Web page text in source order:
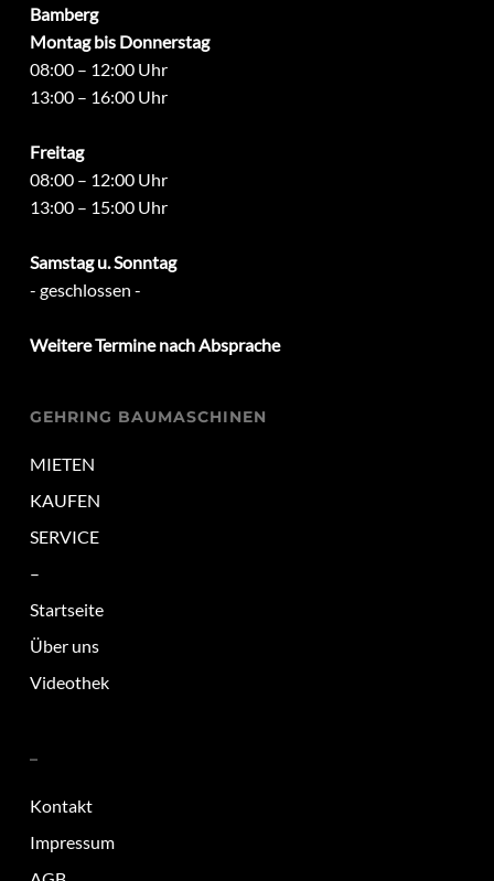
Bamberg
Montag bis Donnerstag
08:00 – 12:00 Uhr
13:00 – 16:00 Uhr
Freitag
08:00 – 12:00 Uhr
13:00 – 15:00 Uhr
Samstag u. Sonntag
- geschlossen -
Weitere Termine nach Absprache
GEHRING BAUMASCHINEN
MIETEN
KAUFEN
SERVICE
–
Startseite
Über uns
Videothek
–
Kontakt
Impressum